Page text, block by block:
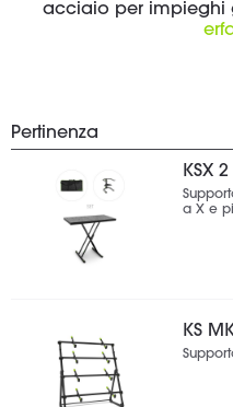
acciaio per impieghi
KSX 2
a X e
KS